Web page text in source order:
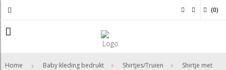
(0)
Home Baby kleding bedrukt Shirtjes/Truien Shirtje met